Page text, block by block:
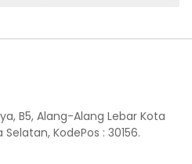
B5, Alang-Alang Lebar Kota
KodePos : 30156.